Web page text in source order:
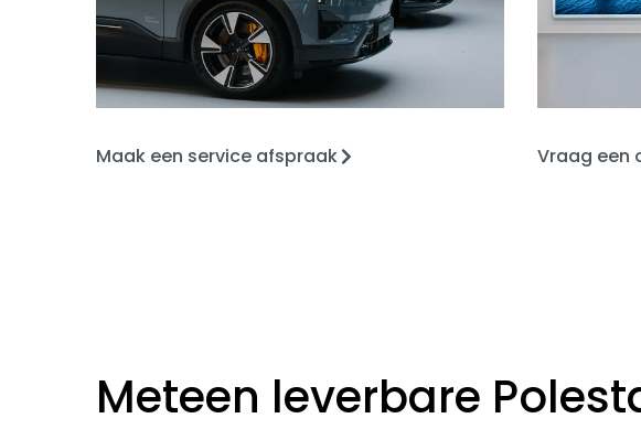
Maak een service afspraak Vraag een
Meteen leverbare